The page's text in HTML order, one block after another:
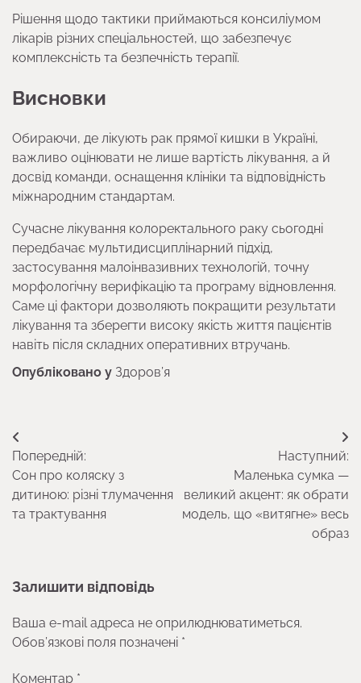
Рішення щодо тактики приймаються консиліумом
лікарів різних спеціальностей, що забезпечує
комплексність та безпечність терапії.
Висновки
Обираючи, де лікують рак прямої кишки в Україні,
важливо оцінювати не лише вартість лікування, а й
досвід команди, оснащення клініки та відповідність
міжнародним стандартам.
Сучасне лікування колоректального раку сьогодні
передбачає мультидисциплінарний підхід,
застосування малоінвазивних технологій, точну
морфологічну верифікацію та програму відновлення.
Саме ці фактори дозволяють покращити результати
лікування та зберегти високу якість життя пацієнтів
навіть після складних оперативних втручань.
Опубліковано у Здоров’я
Навігація
записів
Попередній:
Сон про коляску з
дитиною: різні тлумачення
та трактування
Наступний:
Маленька сумка —
великий акцент: як обрати
модель, що «витягне» весь
образ
Залишити відповідь
Ваша e-mail адреса не оприлюднюватиметься.
Обов’язкові поля позначені *
Коментар *